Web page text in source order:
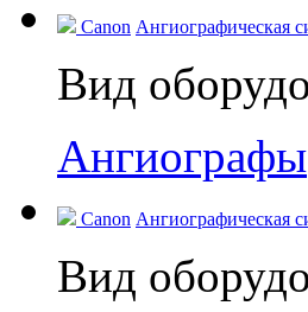
Canon Ангиографическая
Вид
Ангиографы
Canon Ангиографическая
Вид